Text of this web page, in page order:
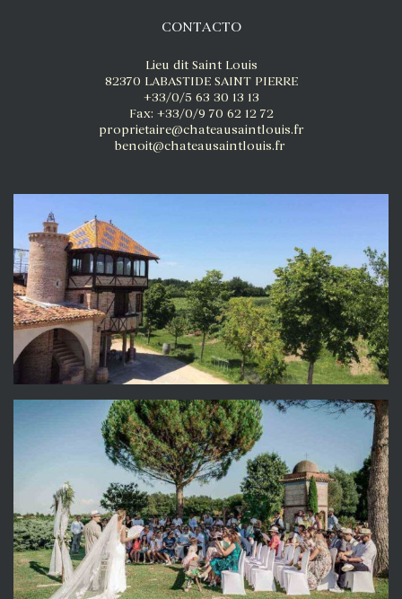
CONTACTO
Lieu dit Saint Louis
82370 LABASTIDE SAINT PIERRE
+33/0/5 63 30 13 13
Fax: +33/0/9 70 62 12 72
proprietaire@chateausaintlouis.fr
benoit@chateausaintlouis.fr